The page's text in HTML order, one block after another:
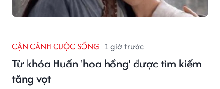
CẬN CẢNH CUỘC SỐNG 1 giờ trước
Từ khóa Huấn 'hoa hồng' được tìm kiếm
tăng vọt